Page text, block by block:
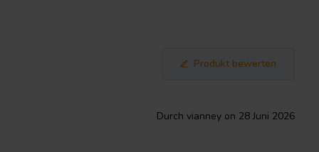
Produkt bewerten
Durch vianney on 28 Juni 2026